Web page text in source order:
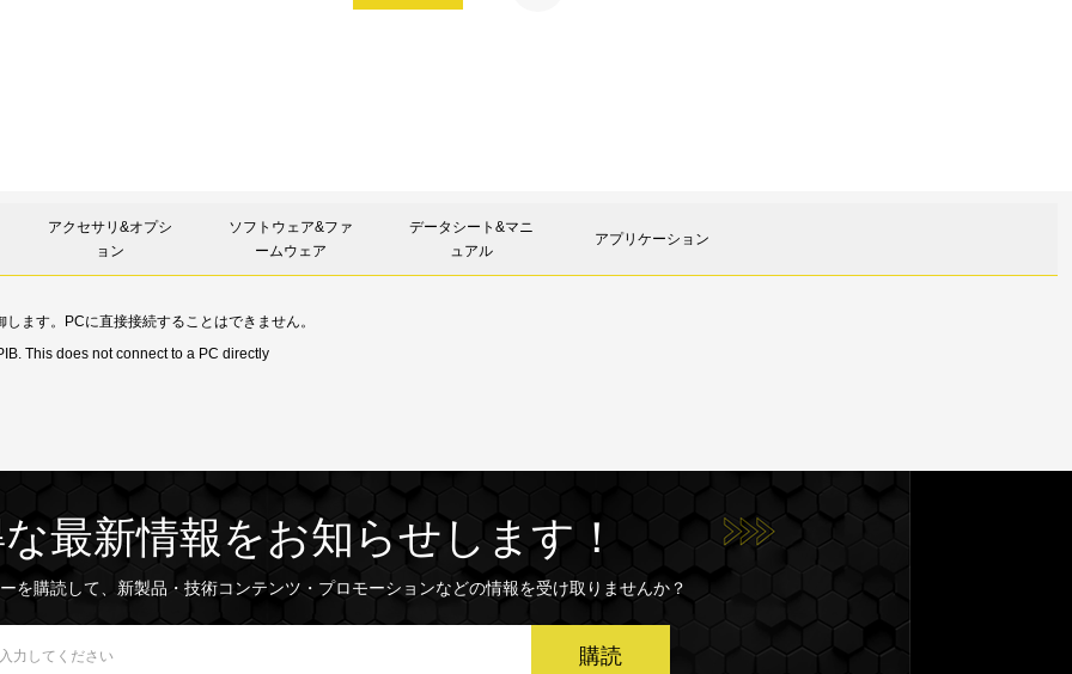
アクセサリ&オプシ
ョン
ソフトウェア&ファ
ームウェア
データシート&マニ
ュアル
アプリケーション
ます。PCに直接接続することはできません。
This does not connect to a PC directly
最新情報をお知らせします！
を購読して、新製品・技術コンテンツ・プロモーションなどの情報を受け取りませんか？
購読